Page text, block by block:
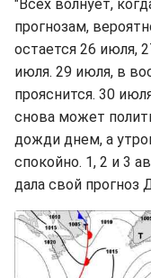
"Всех волнует,
прогнозам,
остается 26 июля,
июля. 29 июля, в
прояснится. 30
снова может
дожди днем, а
спокойно. 1, 2 и 3
дала свой прогноз